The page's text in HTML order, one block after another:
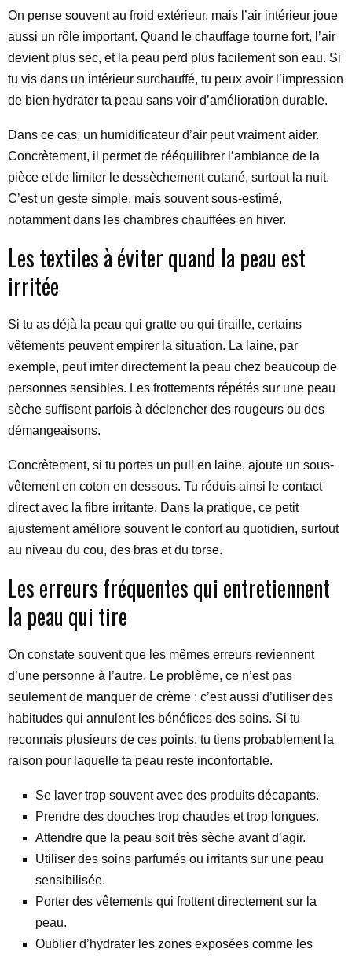
On pense souvent au froid extérieur, mais l’air intérieur joue
aussi un rôle important. Quand le chauffage tourne fort, l’air
devient plus sec, et la peau perd plus facilement son eau. Si
tu vis dans un intérieur surchauffé, tu peux avoir l’impression
de bien hydrater ta peau sans voir d’amélioration durable.
Dans ce cas, un humidificateur d’air peut vraiment aider.
Concrètement, il permet de rééquilibrer l’ambiance de la
pièce et de limiter le dessèchement cutané, surtout la nuit.
C’est un geste simple, mais souvent sous-estimé,
notamment dans les chambres chauffées en hiver.
Les textiles à éviter quand la peau est
irritée
Si tu as déjà la peau qui gratte ou qui tiraille, certains
vêtements peuvent empirer la situation. La laine, par
exemple, peut irriter directement la peau chez beaucoup de
personnes sensibles. Les frottements répétés sur une peau
sèche suffisent parfois à déclencher des rougeurs ou des
démangeaisons.
Concrètement, si tu portes un pull en laine, ajoute un sous-
vêtement en coton en dessous. Tu réduis ainsi le contact
direct avec la fibre irritante. Dans la pratique, ce petit
ajustement améliore souvent le confort au quotidien, surtout
au niveau du cou, des bras et du torse.
Les erreurs fréquentes qui entretiennent
la peau qui tire
On constate souvent que les mêmes erreurs reviennent
d’une personne à l’autre. Le problème, ce n’est pas
seulement de manquer de crème : c’est aussi d’utiliser des
habitudes qui annulent les bénéfices des soins. Si tu
reconnais plusieurs de ces points, tu tiens probablement la
raison pour laquelle ta peau reste inconfortable.
Se laver trop souvent avec des produits décapants.
Prendre des douches trop chaudes et trop longues.
Attendre que la peau soit très sèche avant d’agir.
Utiliser des soins parfumés ou irritants sur une peau
sensibilisée.
Porter des vêtements qui frottent directement sur la
peau.
Oublier d’hydrater les zones exposées comme les